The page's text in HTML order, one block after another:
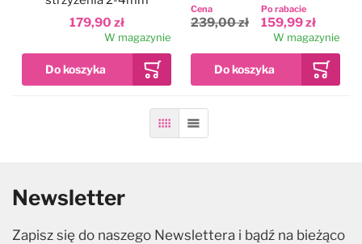
179,90 zł
W magazynie
Po rabacie
159,99 zł
Cena
239,00 zł
W magazynie
SiatkaLista
Newsletter
Zapisz się do naszego Newslettera i bądź na bieżąco